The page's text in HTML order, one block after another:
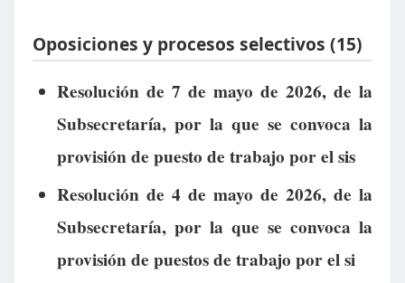
Oposiciones y procesos selectivos (15)
Resolución de 7 de mayo de 2026, de la
Subsecretaría, por la que se convoca la
provisión de puesto de trabajo por el sis
Resolución de 4 de mayo de 2026, de la
Subsecretaría, por la que se convoca la
provisión de puestos de trabajo por el si